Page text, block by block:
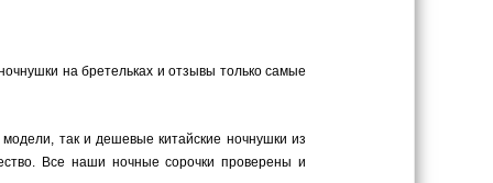
на бретельках и отзывы только самые
так и дешевые китайские ночнушки из
Все наши ночные сорочки проверены и